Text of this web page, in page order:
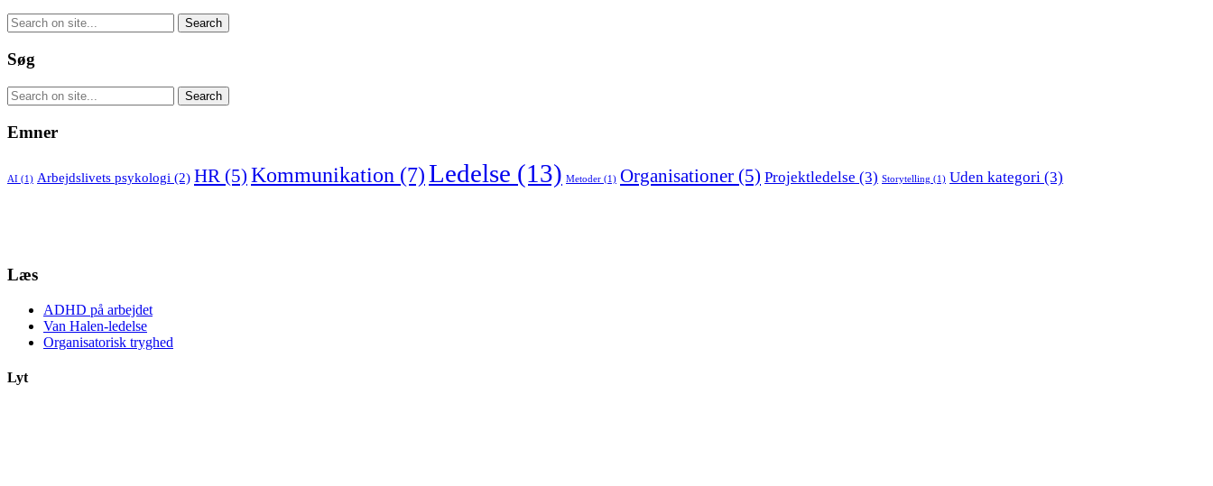
Søg
Emner
AI (1) Arbejdslivets psykologi (2) HR (5) Kommunikation (7)Ledelse (13) Metoder (1) Organisationer (5) Projektledelse (3) Storytelling (1) Uden kategori (3)
Læs
ADHD på arbejdet
Van Halen-ledelse
Organisatorisk tryghed
Lyt